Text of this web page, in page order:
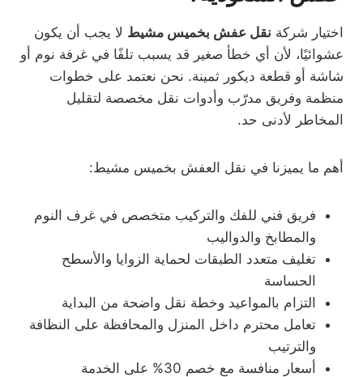
اختيار شركة نقل عفش بخميس مشيط لا يجب أن يكون
عشوائيًا، لأن أي خطأ صغير قد يسبب تلفًا في غرفة نوم أو
شاشة أو قطعة ديكور ثمينة. نحن نعتمد على خطوات
منظمة وفريق مدرّب وأدوات نقل مخصصة لتقليل
المخاطر لأدنى حد.
أهم ما يميزنا في نقل العفش بخميس مشيط:
فريق فني للفك والتركيب متخصص في غرف النوم
والمطابخ والدواليب
تغليف متعدد الطبقات لحماية الزوايا والأسطح
الحساسة
التزام بالمواعيد وخطة نقل واضحة من البداية
تعامل محترم داخل المنزل والمحافظة على النظافة
والترتيب
أسعار منافسة مع خصم 30% على الخدمة